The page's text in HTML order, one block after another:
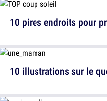
10 pires endroits pour
10 illustrations sur le